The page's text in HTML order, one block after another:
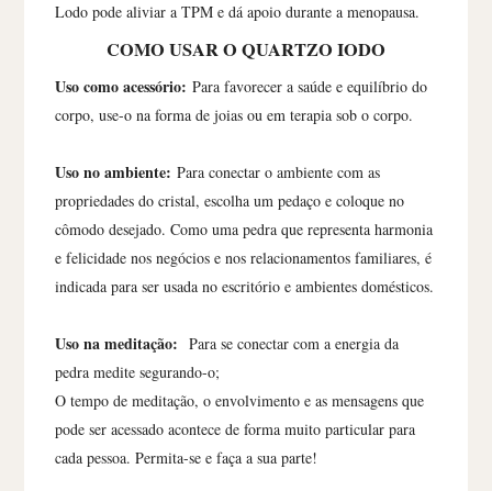
Lodo pode aliviar a TPM e dá apoio durante a menopausa.
COMO USAR O QUARTZO IODO
Uso como acessório:Para favorecer a saúde e equilíbrio do
corpo, use-o na forma de joias ou em terapia sob o corpo.
Uso no ambiente: Para conectar o ambiente com as
propriedades do cristal, escolha um pedaço e coloque no
cômodo desejado. Como uma pedra que representa harmonia
e felicidade nos negócios e nos relacionamentos familiares, é
indicada para ser usada no escritório e ambientes domésticos.
Uso na meditação:
Para se conectar com a energia da
pedra medite segurando-o;
O tempo de meditação, o envolvimento e as mensagens que
pode ser acessado acontece de forma muito particular para
cada pessoa. Permita-se e faça a sua parte!